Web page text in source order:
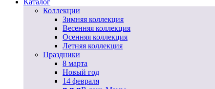
Каталог
Коллекции
Зимняя коллекция
Весенняя коллекция
Осенняя коллекция
Летняя коллекция
Праздники
8 марта
Новый год
14 февраля